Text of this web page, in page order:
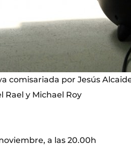
comisariada por Jesús
Rael y Michael Roy
a las 20.00h